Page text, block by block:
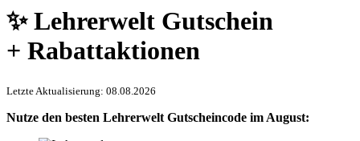
✨ Lehrerwelt Gutschein
+ Rabattaktionen
Letzte Aktualisierung: 08.08.2026
Nutze den besten Lehrerwelt Gutscheincode im August: